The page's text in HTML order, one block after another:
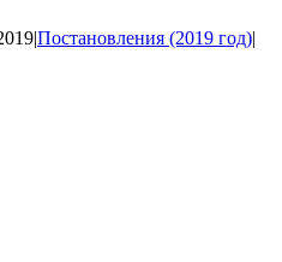
|Постановления (2019 год)|